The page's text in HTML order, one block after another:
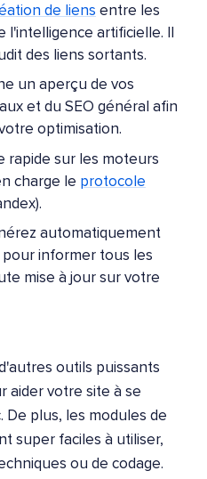
de liens entre les
l'intelligence artificielle. Il
des liens sortants.
un aperçu de vos
et du SEO général afin
optimisation.
rapide sur les moteurs
charge le protocole
automatiquement
pour informer tous les
mise à jour sur votre
outils puissants
aider votre site à se
De plus, les modules de
super faciles à utiliser,
ou de codage.